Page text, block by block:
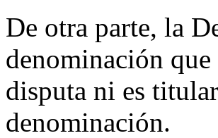
De otra parte, la
denominación
disputa ni es
denominación.